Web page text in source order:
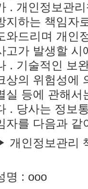
. 개인정보관
지하는 책임자
와드리며 개인
고가 발생할 시
. 기술적인 보
상의 위험성에
실 등에 관해서
. 당사는 정보
자를 다음과
개인정보관리
명 : ooo